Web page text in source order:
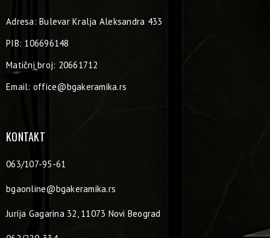
Adresa: Bulevar Kralja Aleksandra 433
PIB: 106696148
Matični broj: 20661712
Email: office@bgakeramika.rs
KONTAKT
063/107-95-61
bgaonline@bgakeramika.rs
Jurija Gagarina 32, 11073 Novi Beograd